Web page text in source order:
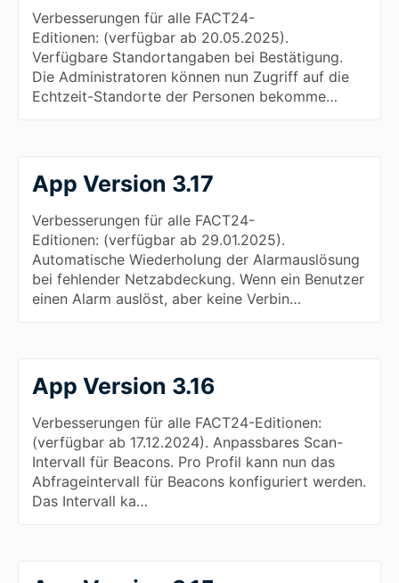
Verbesserungen für alle FACT24-
Editionen: (verfügbar ab 20.05.2025).
Verfügbare Standortangaben bei Bestätigung.
Die Administratoren können nun Zugriff auf die
Echtzeit-Standorte der Personen bekomme…
App Version 3.17
Verbesserungen für alle FACT24-
Editionen: (verfügbar ab 29.01.2025).
Automatische Wiederholung der Alarmauslösung
bei fehlender Netzabdeckung. Wenn ein Benutzer
einen Alarm auslöst, aber keine Verbin…
App Version 3.16
Verbesserungen für alle FACT24-Editionen:
(verfügbar ab 17.12.2024). Anpassbares Scan-
Intervall für Beacons. Pro Profil kann nun das
Abfrageintervall für Beacons konfiguriert werden.
Das Intervall ka…